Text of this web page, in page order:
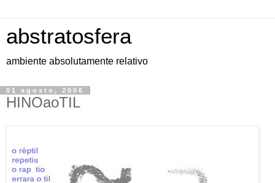
abstratosfera
ambiente absolutamente relativo
01 agosto, 2006
HINOaoTIL